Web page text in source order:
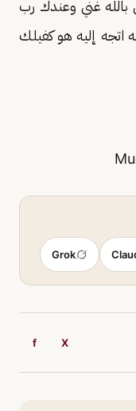
غني وعندك رب
اتجه إليه هو كفيلك
Grok
X
f